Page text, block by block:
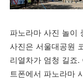
파노라마 사진 놀이
사진은 서울대공원
리열차가 엄청 길죠
트폰에서 파노라마